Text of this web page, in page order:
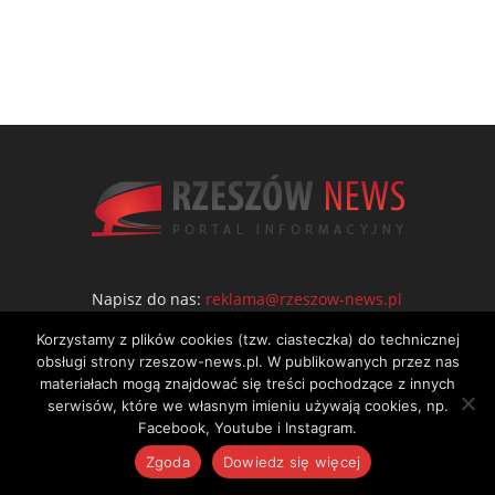
Napisz do nas: reklama@rzeszow-news.pl
Polityka prywatności Regulamin portalu
Korzystamy z plików cookies (tzw. ciasteczka) do technicznej
obsługi strony rzeszow-news.pl. W publikowanych przez nas
materiałach mogą znajdować się treści pochodzące z innych
serwisów, które we własnym imieniu używają cookies, np.
Facebook, Youtube i Instagram.
Zgoda
Dowiedz się więcej